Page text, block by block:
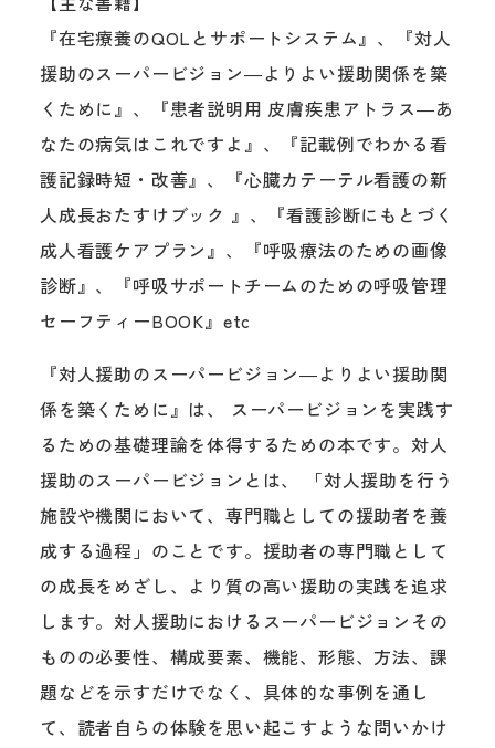
『在宅療養のQOLとサポートシステム』、『対人
援助のスーパービジョン―よりよい援助関係を築
くために』、『患者説明用 皮膚疾患アトラス―あ
なたの病気はこれですよ』、『記載例でわかる看
護記録時短・改善』、『心臓カテーテル看護の新
人成長おたすけブック 』、『看護診断にもとづく
成人看護ケアプラン』、『呼吸療法のための画像
診断』、『呼吸サポートチームのための呼吸管理
セーフティーBOOK』etc
『対人援助のスーパービジョン―よりよい援助関
係を築くために』は、 スーパービジョンを実践す
るための基礎理論を体得するための本です。対人
援助のスーパービジョンとは、 「対人援助を行う
施設や機関において、専門職としての援助者を養
成する過程」のことです。援助者の専門職として
の成長をめざし、より質の高い援助の実践を追求
します。対人援助におけるスーパービジョンその
ものの必要性、構成要素、機能、形態、方法、課
題などを示すだけでなく、具体的な事例を通し
て、読者自らの体験を思い起こすような問いかけ